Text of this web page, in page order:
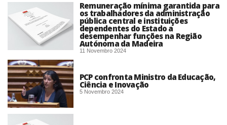
Remuneração mínima garantida para
os trabalhadores da administração
pública central e instituições
dependentes do Estado a
desempenhar funções na Região
Autónoma da Madeira
11 Novembro 2024
PCP confronta Ministro da Educação,
Ciência e Inovação​
5 Novembro 2024